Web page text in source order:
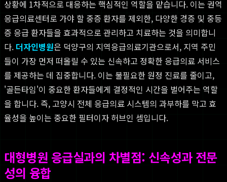
상황에 1차적으로 대응하는 핵심적인 역할을 맡습니다. 이는 권역
응급의료센터로 가야 할 중증 환자를 제외한, 다양한 경증 및 중등
증 응급 환자들을 효과적으로 관리하고 치료하는 것을 의미합니
다. 더자인병원은 덕양구의 지역응급의료기관으로서, 지역 주민
들이 가장 먼저 떠올릴 수 있는 신속하고 정확한 응급의료 서비스
를 제공하는 데 집중합니다. 이는 불필요한 원정 진료를 줄이고,
'골든타임'이 중요한 환자들에게 결정적인 시간을 벌어주는 역할
을 합니다. 즉, 고양시 전체 응급의료 시스템의 과부하를 막고 효
율성을 높이는 중요한 필터이자 허브인 셈입니다.
대형병원 응급실과의 차별점: 신속성과 전문
성의 융합